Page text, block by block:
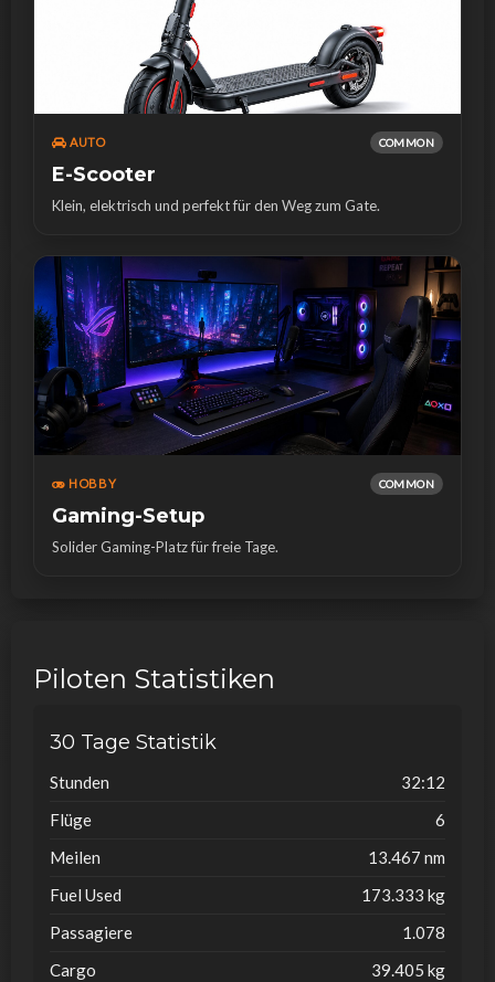
AUTO COMMON
E-Scooter
Klein, elektrisch und perfekt für den Weg zum Gate.
HOBBY COMMON
Gaming-Setup
Solider Gaming-Platz für freie Tage.
Piloten Statistiken
30 Tage Statistik
Stunden
32:12
Flüge
6
Meilen
13.467 nm
Fuel Used
173.333 kg
Passagiere
1.078
Cargo
39.405 kg